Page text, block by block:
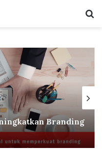
Branding